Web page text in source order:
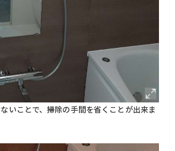
いことで、掃除の手間を省くことが出来ま